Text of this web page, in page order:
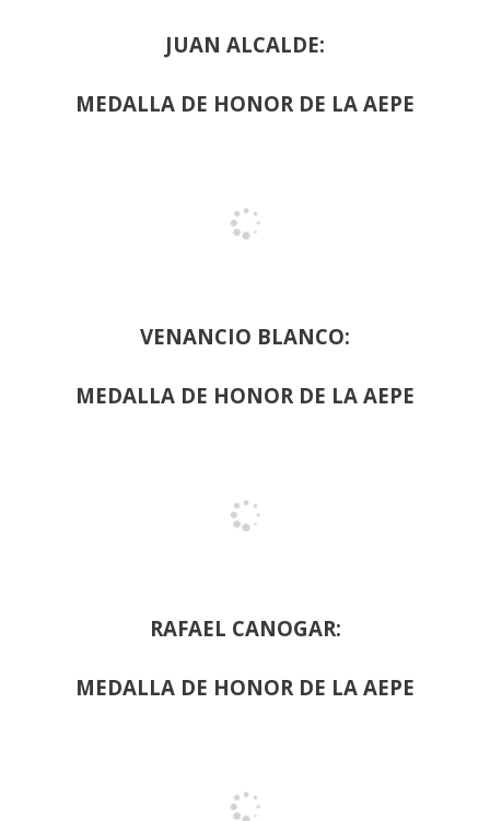
JUAN ALCALDE:
MEDALLA DE HONOR DE LA AEPE
VENANCIO BLANCO:
MEDALLA DE HONOR DE LA AEPE
RAFAEL CANOGAR:
MEDALLA DE HONOR DE LA AEPE